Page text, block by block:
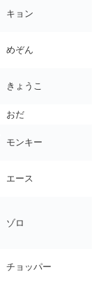
キョン
めぞん
きょうこ
おだ
モンキー
エース
ゾロ
チョッパー